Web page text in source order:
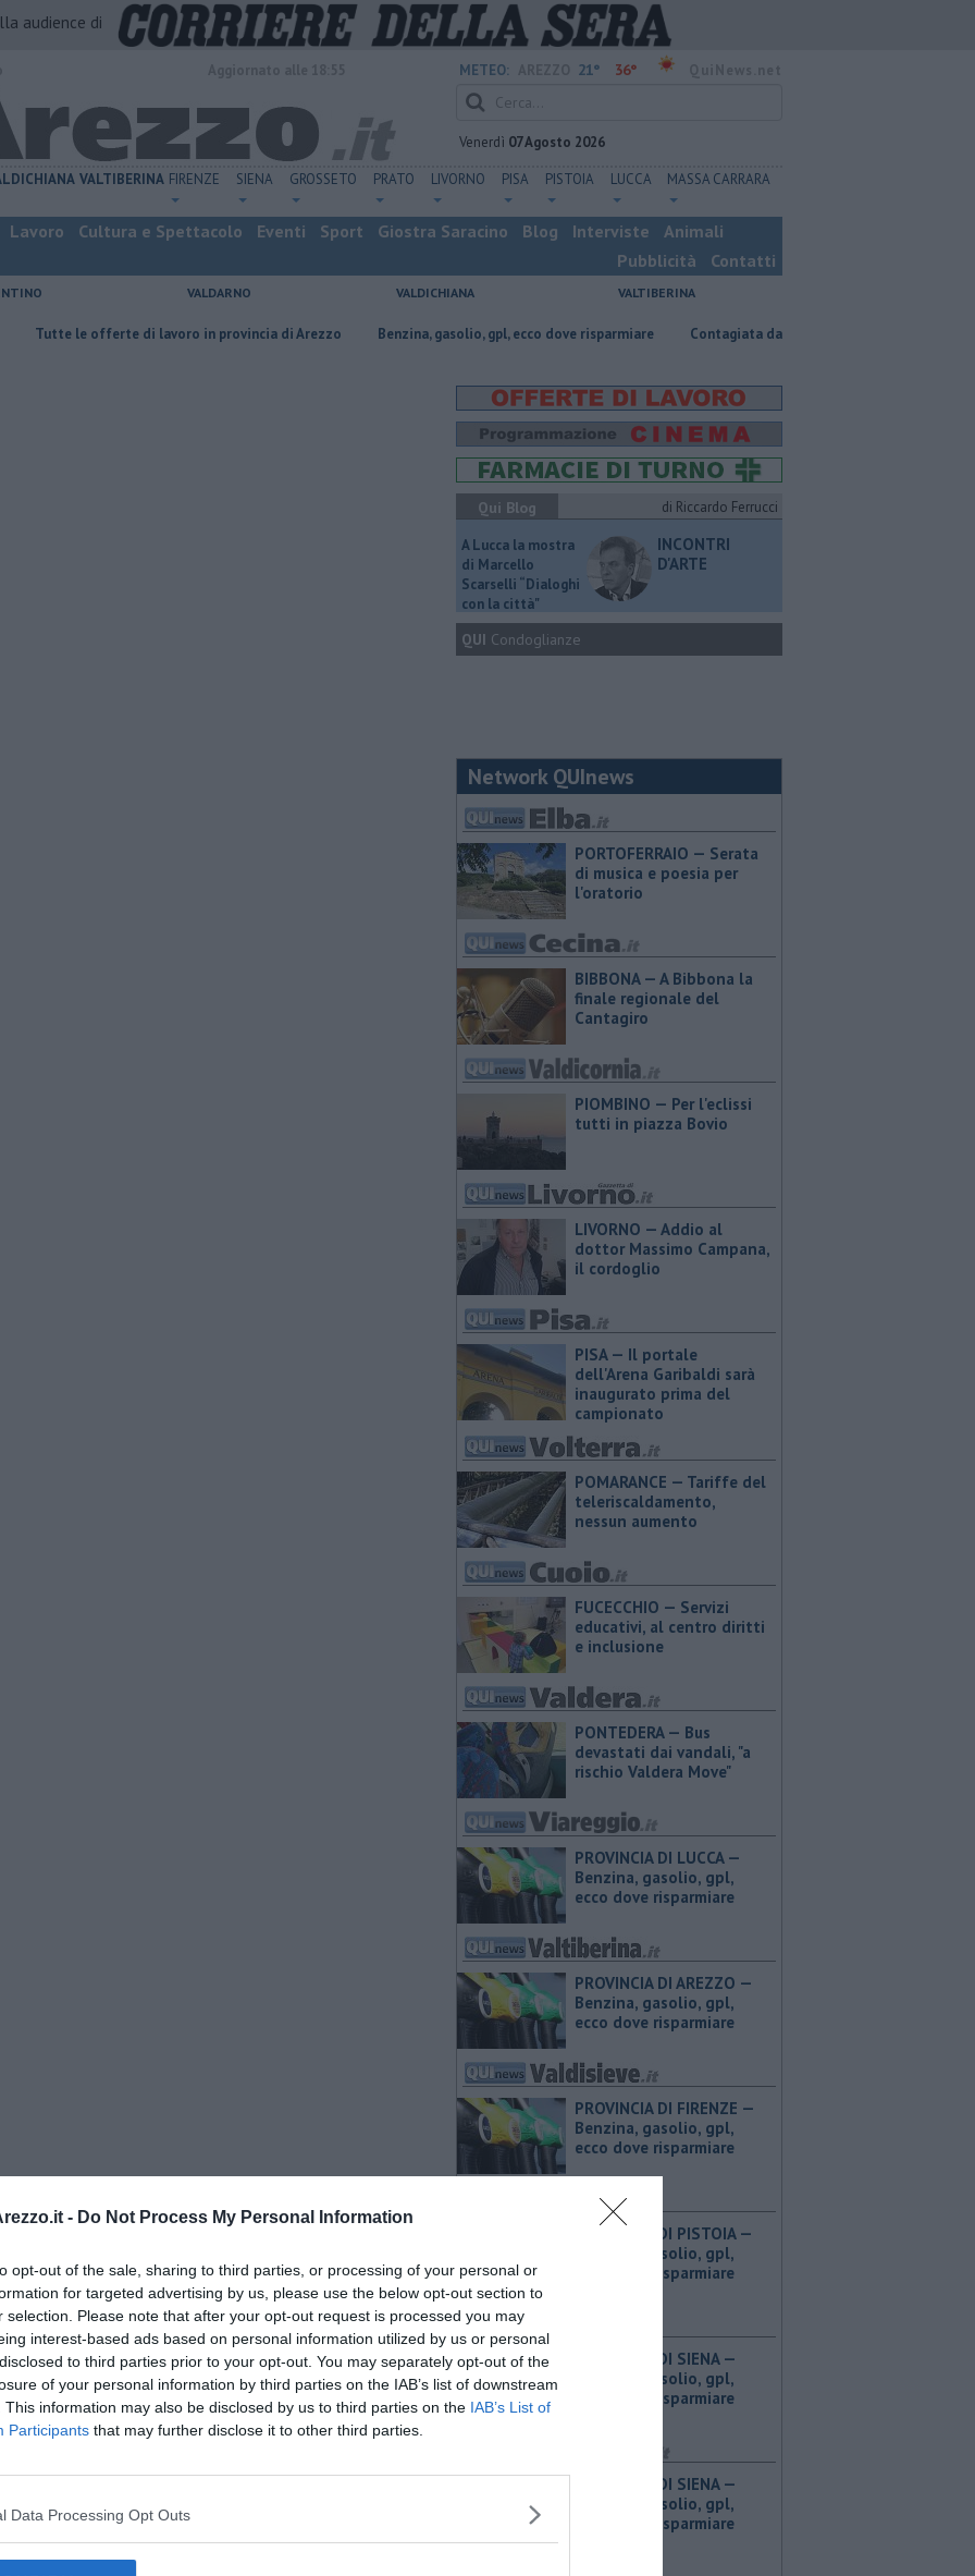
- Do Not Process My Personal Information
opt-out of the sale, sharing to third parties, or processing of your personal or
for targeted advertising by us, please use the below opt-out section to
selection. Please note that after your opt-out request is processed you may
interest-based ads based on personal information utilized by us or personal
to third parties prior to your opt-out. You may separately opt-out of the
of your personal information by third parties on the IAB’s list of downstream
This information may also be disclosed by us to third parties on the IAB’s List of
Participants that may further disclose it to other third parties.
Data Processing Opt Outs
audience di
METEO: 21° 36°
Venerdì 07 Agosto 2026
VALTIBERINA FIRENZE SIENA GROSSETO PRATO LIVORNO PISA PISTOIA LUCCA MASSA CARRARA
Lavoro Cultura e Spettacolo Eventi Sport Giostra Saracino Blog Interviste
Animali
Pubblicità
Contatti
VALDARNO VALDICHIANA VALTIBERINA
offerte di lavoro in provincia di Arezzo ​Benzina, gasolio, gpl, ecco dove risparmiare Contagiata da legionella, non ce l'ha fatta
Qui Blog di Riccardo Ferrucci
A Lucca la mostra
di Marcello
Scarselli “Dialoghi
con la città"
INCONTRI
D'ARTE
QUI Condoglianze
Network QUInews
PORTOFERRAIO — Serata
di musica e poesia per
l'oratorio
BIBBONA — A Bibbona la
finale regionale del
Cantagiro
PIOMBINO — Per l'eclissi
tutti in piazza Bovio
LIVORNO — Addio al
dottor Massimo Campana,
il cordoglio
PISA — Il portale
dell'Arena Garibaldi sarà
inaugurato prima del
campionato
POMARANCE — Tariffe del
teleriscaldamento,
nessun aumento
FUCECCHIO — Servizi
educativi, al centro diritti
e inclusione
PONTEDERA — Bus
devastati dai vandali, "a
rischio Valdera Move"
PROVINCIA DI LUCCA — ​
Benzina, gasolio, gpl,
ecco dove risparmiare
PROVINCIA DI AREZZO — ​
Benzina, gasolio, gpl,
ecco dove risparmiare
PROVINCIA DI FIRENZE — ​
Benzina, gasolio, gpl,
ecco dove risparmiare
PROVINCIA DI PISTOIA — ​
Benzina, gasolio, gpl,
ecco dove risparmiare
PROVINCIA DI SIENA — ​
Benzina, gasolio, gpl,
ecco dove risparmiare
PROVINCIA DI SIENA — ​
Benzina, gasolio, gpl,
ecco dove risparmiare